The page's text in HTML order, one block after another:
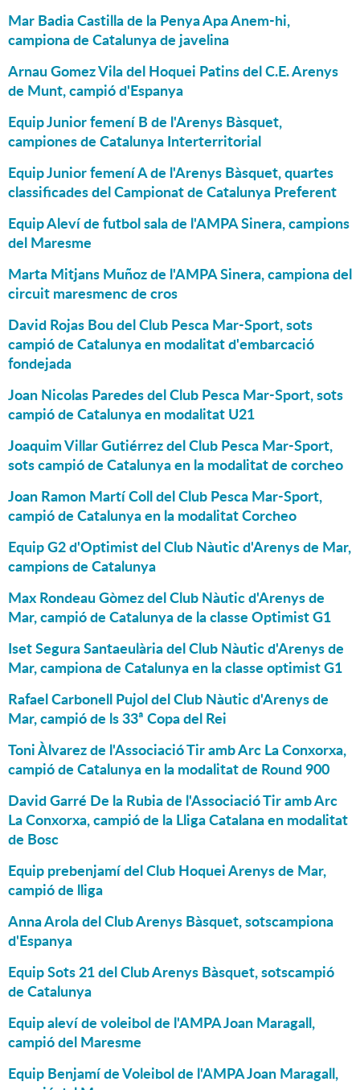
Mar Badia Castilla de la Penya Apa Anem-hi,
campiona de Catalunya de javelina
Arnau Gomez Vila del Hoquei Patins del C.E. Arenys
de Munt, campió d'Espanya
Equip Junior femení B de l'Arenys Bàsquet,
campiones de Catalunya Interterritorial
Equip Junior femení A de l'Arenys Bàsquet, quartes
classificades del Campionat de Catalunya Preferent
Equip Aleví de futbol sala de l'AMPA Sinera, campions
del Maresme
Marta Mitjans Muñoz de l'AMPA Sinera, campiona del
circuit maresmenc de cros
David Rojas Bou del Club Pesca Mar-Sport, sots
campió de Catalunya en modalitat d'embarcació
fondejada
Joan Nicolas Paredes del Club Pesca Mar-Sport, sots
campió de Catalunya en modalitat U21
Joaquim Villar Gutiérrez del Club Pesca Mar-Sport,
sots campió de Catalunya en la modalitat de corcheo
Joan Ramon Martí Coll del Club Pesca Mar-Sport,
campió de Catalunya en la modalitat Corcheo
Equip G2 d'Optimist del Club Nàutic d'Arenys de Mar,
campions de Catalunya
Max Rondeau Gòmez del Club Nàutic d'Arenys de
Mar, campió de Catalunya de la classe Optimist G1
Iset Segura Santaeulària del Club Nàutic d'Arenys de
Mar, campiona de Catalunya en la classe optimist G1
Rafael Carbonell Pujol del Club Nàutic d'Arenys de
Mar, campió de ls 33ª Copa del Rei
Toni Àlvarez de l'Associació Tir amb Arc La Conxorxa,
campió de Catalunya en la modalitat de Round 900
David Garré De la Rubia de l'Associació Tir amb Arc
La Conxorxa, campió de la Lliga Catalana en modalitat
de Bosc
Equip prebenjamí del Club Hoquei Arenys de Mar,
campió de lliga
Anna Arola del Club Arenys Bàsquet, sotscampiona
d'Espanya
Equip Sots 21 del Club Arenys Bàsquet, sotscampió
de Catalunya
Equip aleví de voleibol de l'AMPA Joan Maragall,
campió del Maresme
Equip Benjamí de Voleibol de l'AMPA Joan Maragall,